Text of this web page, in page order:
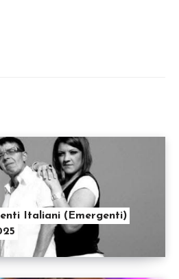
Italiani (Emergenti)